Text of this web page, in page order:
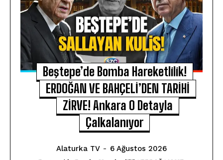
Beştepe’de Bomba Hareketlilik!
ERDOĞAN VE BAHÇELİ’DEN TARİHİ
ZİRVE! Ankara O Detayla
Çalkalanıyor
Alaturka TV - 6 Ağustos 2026